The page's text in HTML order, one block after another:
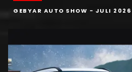
GEBYAR AUTO SHOW - JULI 2026